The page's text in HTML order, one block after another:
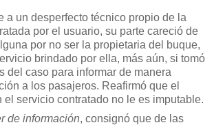
a un desperfecto técnico propio de la
por el usuario, su parte careció de
por no ser la propietaria del buque,
brindado por ella, más aún, si tomó
del caso para informar de manera
a los pasajeros. Reafirmó que el
el servicio contratado no le es imputable.
de información, consignó que de las